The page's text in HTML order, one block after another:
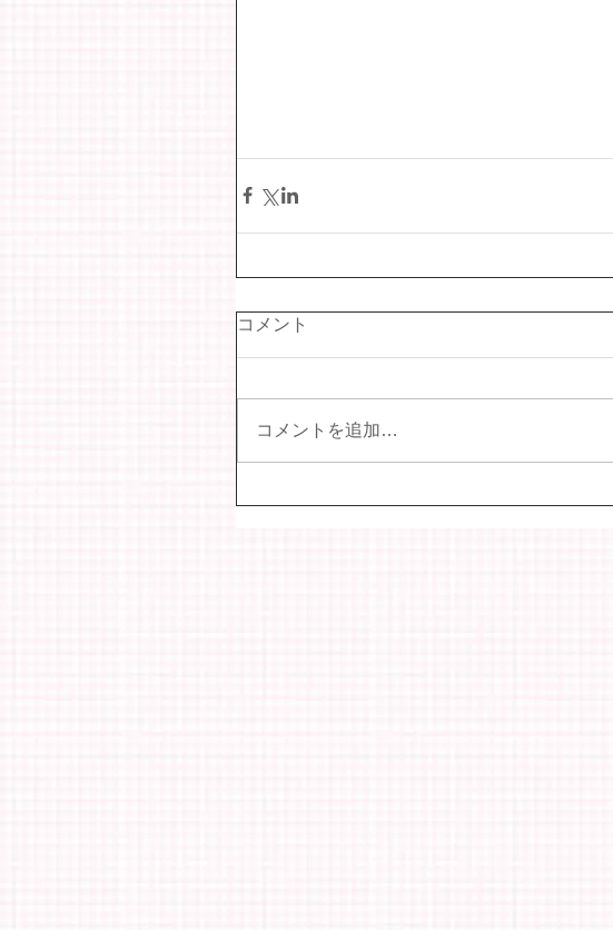
コメント
コメントを追加…